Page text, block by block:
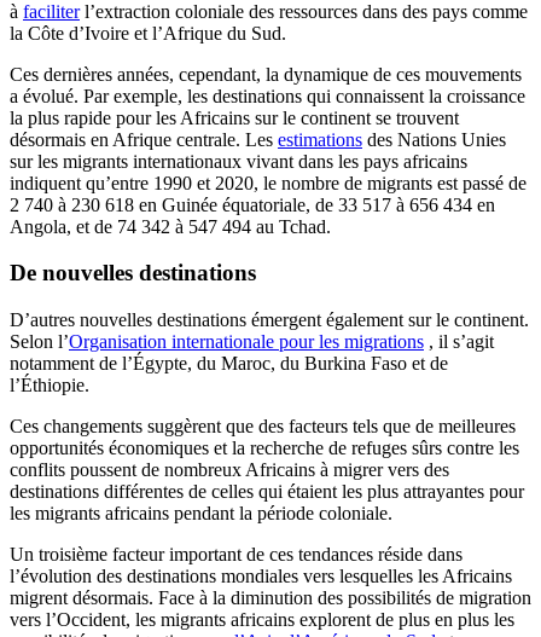
à faciliterl’extraction coloniale des ressources dans des pays comme
la Côte d’Ivoire et l’Afrique du Sud.
Ces dernières années, cependant, la dynamique de ces mouvements
a évolué. Par exemple, les destinations qui connaissent la croissance
la plus rapide pour les Africains sur le continent se trouvent
désormais en Afrique centrale. Les estimations des Nations Unies
sur les migrants internationaux vivant dans les pays africains
indiquent qu’entre 1990 et 2020, le nombre de migrants est passé de
2 740 à 230 618 en Guinée équatoriale, de 33 517 à 656 434 en
Angola, et de 74 342 à 547 494 au Tchad.
De nouvelles destinations
D’autres nouvelles destinations émergent également sur le continent.
Selon l’Organisation internationale pour les migrations , il s’agit
notamment de l’Égypte, du Maroc, du Burkina Faso et de
l’Éthiopie.
Ces changements suggèrent que des facteurs tels que de meilleures
opportunités économiques et la recherche de refuges sûrs contre les
conflits poussent de nombreux Africains à migrer vers des
destinations différentes de celles qui étaient les plus attrayantes pour
les migrants africains pendant la période coloniale.
Un troisième facteur important de ces tendances réside dans
l’évolution des destinations mondiales vers lesquelles les Africains
migrent désormais. Face à la diminution des possibilités de migration
vers l’Occident, les migrants africains explorent de plus en plus les